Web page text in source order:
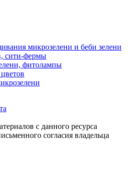
микрозелени и беби зелени
сити-фермы
фитолампы
с данного ресурса
согласия владельца